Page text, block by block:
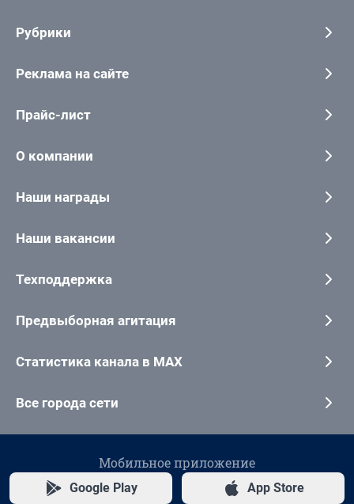
Рубрики
Реклама на сайте
Прайс-лист
О компании
Наши награды
Наши вакансии
Техподдержка
Предвыборная агитация
Статистика канала в MAX
Все города сети
Мобильное приложение
Google Play App Store